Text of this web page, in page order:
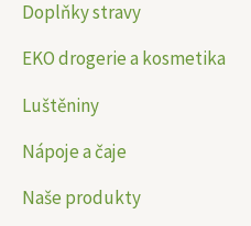
Doplňky stravy
EKO drogerie a kosmetika
Luštěniny
Nápoje a čaje
Naše produkty